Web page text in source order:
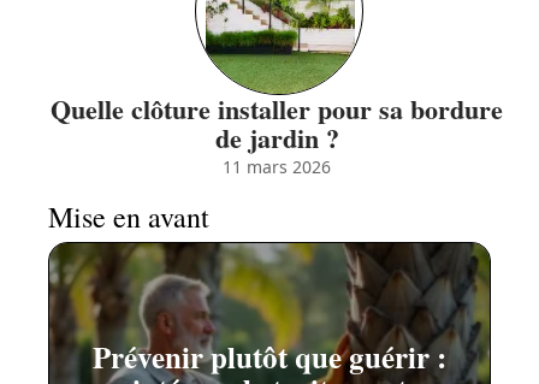
Quelle clôture installer pour sa bordure
de jardin ?
11 mars 2026
Mise en avant
Prévenir plutôt que guérir :